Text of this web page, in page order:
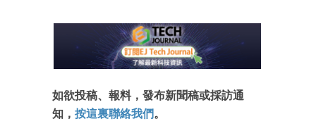
如欲投稿、報料，發布新聞稿或採訪通
知， 按這裏聯絡我們。